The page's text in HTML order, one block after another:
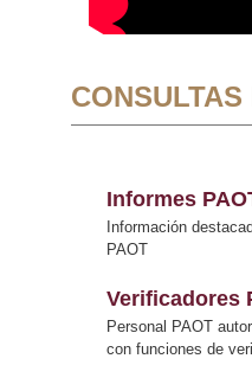
CONSULTAS
Informes
Información
PAOT
Verificadores
Personal PAOT
con funciones de